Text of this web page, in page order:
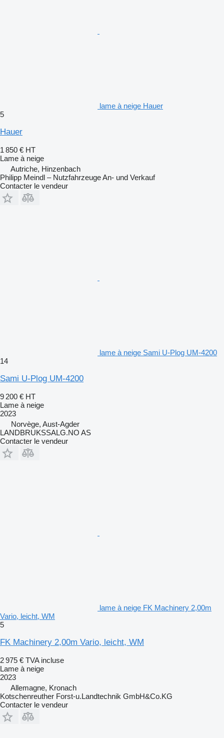
lame à neige Hauer
5
Hauer
1 850 € HT
Lame à neige
Autriche, Hinzenbach
Philipp Meindl – Nutzfahrzeuge An- und Verkauf
Contacter le vendeur
lame à neige Sami U-Plog UM-4200
14
Sami U-Plog UM-4200
9 200 € HT
Lame à neige
2023
Norvège, Aust-Agder
LANDBRUKSSALG.NO AS
Contacter le vendeur
lame à neige FK Machinery 2,00m
Vario, leicht, WM
5
FK Machinery 2,00m Vario, leicht, WM
2 975 € TVA incluse
Lame à neige
2023
Allemagne, Kronach
Kotschenreuther Forst-u.Landtechnik GmbH&Co.KG
Contacter le vendeur